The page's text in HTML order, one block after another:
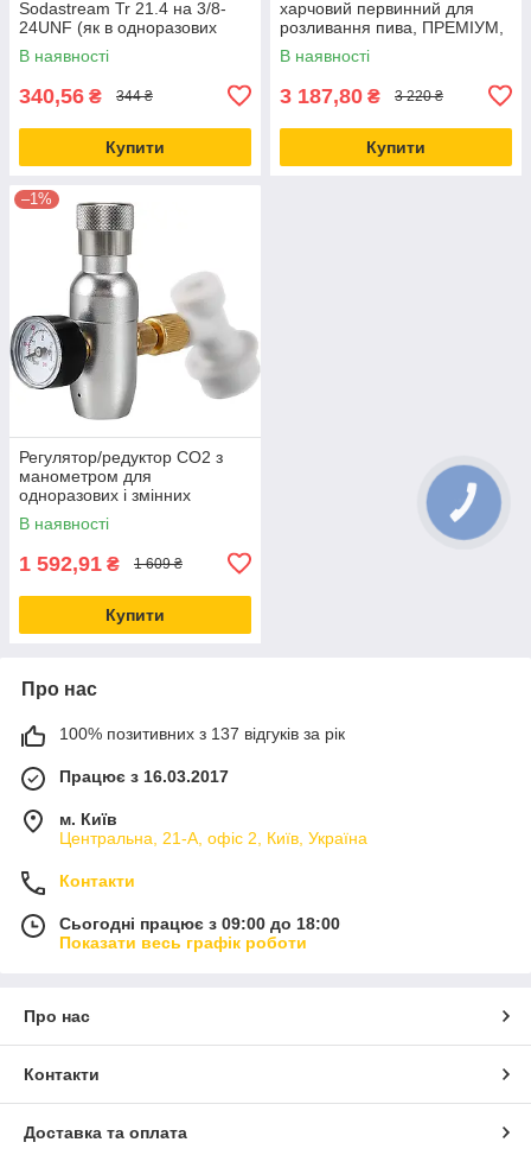
Sodastream Tr 21.4 на 3/8-
24UNF (як в одноразових
балончиках СО2)
В наявності
340,56 ₴ 344 ₴
Купити
харчовий первинний для
розливання пива, ПРЕМІУМ,
1 вихід, Micro Matic, Данія
В наявності
3 187,80 ₴ 3 220 ₴
Купити
–1%
Регулятор/редуктор CO2 з
манометром для
одноразових і змінних
балонів - для карбонізації
або подачі напоїв
В наявності
1 592,91 ₴ 1 609 ₴
Купити
Про нас
100% позитивних з 137 відгуків за рік
Працює з 16.03.2017
м. Київ
Центральна, 21-А, офіс 2, Київ, Україна
Контакти
Сьогодні працює з 09:00 до 18:00
Показати весь графік роботи
Про нас
Контакти
Доставка та оплата